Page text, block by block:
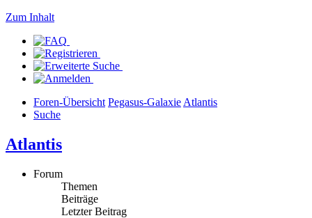
Zum Inhalt
Foren-Übersicht Pegasus-Galaxie Atlantis
Suche
Atlantis
Forum
Themen
Beiträge
Letzter Beitrag